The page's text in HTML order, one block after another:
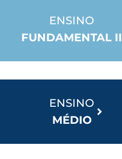
ENSINO
FUNDAMENTAL II
ENSINO
MÉDIO